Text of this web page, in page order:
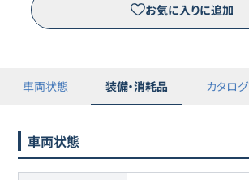
お気に入りに追加
車両状態 装備・消耗品 カタログ
車両状態